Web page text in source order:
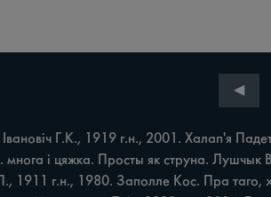
◀
Г.К., 1919 г.н., 2001. Халап'я
i цяжка. Просты як струна.
г.н., 1980. Заполле Кос. Пра таго,